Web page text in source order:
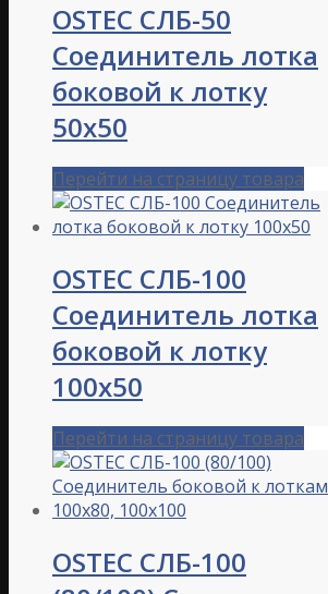
OSTEC СЛБ-50
Соединитель лотка
боковой к лотку
50х50
Перейти на страницу товара
OSTEC СЛБ-100
Соединитель лотка
боковой к лотку
100х50
Перейти на страницу товара
OSTEC СЛБ-100